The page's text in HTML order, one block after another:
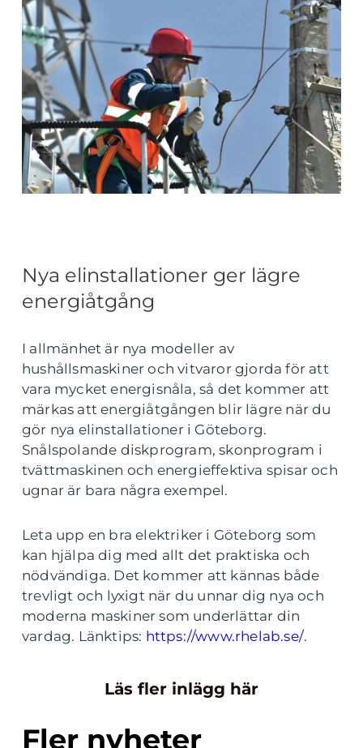
Nya elinstallationer ger lägre
energiåtgång
I allmänhet är nya modeller av
hushållsmaskiner och vitvaror gjorda för att
vara mycket energisnåla, så det kommer att
märkas att energiåtgången blir lägre när du
gör nya elinstallationer i Göteborg.
Snålspolande diskprogram, skonprogram i
tvättmaskinen och energieffektiva spisar och
ugnar är bara några exempel.
Leta upp en bra elektriker i Göteborg som
kan hjälpa dig med allt det praktiska och
nödvändiga. Det kommer att kännas både
trevligt och lyxigt när du unnar dig nya och
moderna maskiner som underlättar din
vardag. Länktips: https://www.rhelab.se/.
Läs fler inlägg här
Fler nyheter